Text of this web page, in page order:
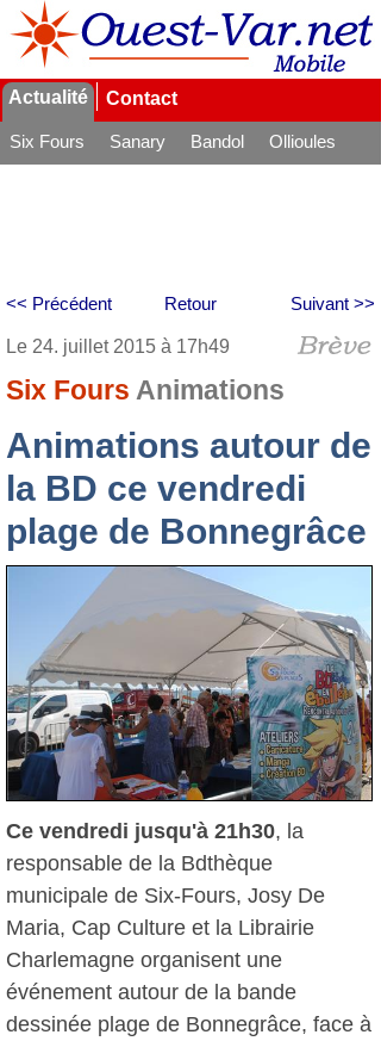
Actualité Contact
Six Fours Sanary Bandol
Ollioules
Retour
<< Précédent Suivant >>
Le 24. juillet 2015 à 17h49
Six Fours Animations
Animations autour de
la BD ce vendredi
plage de Bonnegrâce
Ce vendredi jusqu'à 21h30, la
responsable de la Bdthèque
municipale de Six-Fours, Josy De
Maria, Cap Culture et la Librairie
Charlemagne organisent une
événement autour de la bande
dessinée plage de Bonnegrâce, face à